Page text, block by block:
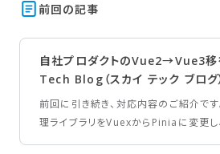
前回の​記事
自社プロダクトのVue2→Vue3移
Tech Blog（スカイ テック ブログ
前回に引き続き、対応内容のご紹介で
理ライブラリをVuexからPiniaに変更し